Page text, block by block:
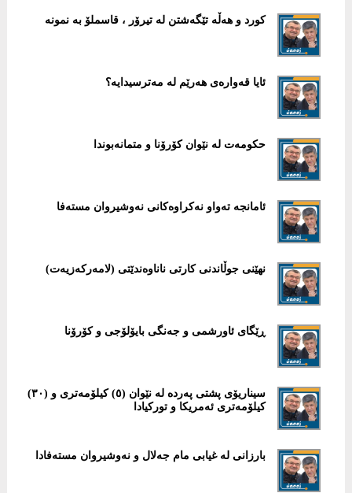
کورد و هەڵە تێگەشتن لە تیرۆر ، قاسملۆ بە نمونە
ئایا قەوارەی هەرێم لە مەترسیدایە؟
حکومەت لە نێوان کۆرۆنا و متمانەبوندا
ئامانجە تەواو نەکراوەکانی نەوشیروان مستەفا
نهێنی جوڵاندنی کارتی ناناوەندێتی (لامەرکەزیەت)
ڕێگای ئاورشمی و جەنگی بایۆلۆجی و کۆرۆنا
سیناریۆی پشتی پەردە لە نێوان (٥) کیلۆمەتری و (٣٠)
کیلۆمەتری ئەمریکا و تورکیادا
بارزانی لە غیابی مام جەلال و نەوشیروان مستەفادا